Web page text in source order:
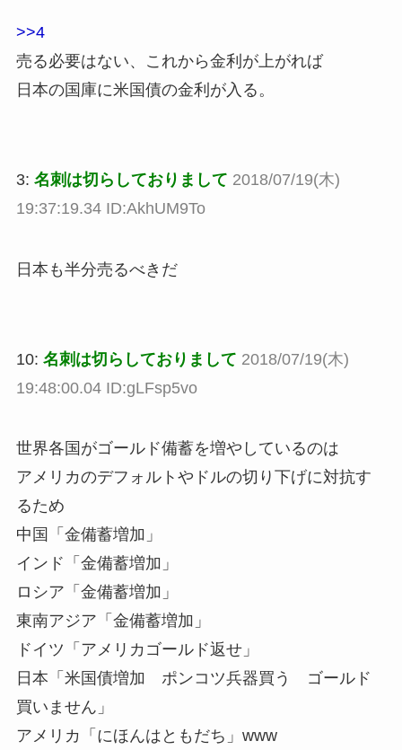
>>4
売る必要はない、これから金利が上がれば
日本の国庫に米国債の金利が入る。
3: 名刺は切らしておりまして 2018/07/19(木)
19:37:19.34 ID:AkhUM9To
日本も半分売るべきだ
10: 名刺は切らしておりまして 2018/07/19(木)
19:48:00.04 ID:gLFsp5vo
世界各国がゴールド備蓄を増やしているのは
アメリカのデフォルトやドルの切り下げに対抗す
るため
中国「金備蓄増加」
インド「金備蓄増加」
ロシア「金備蓄増加」
東南アジア「金備蓄増加」
ドイツ「アメリカゴールド返せ」
日本「米国債増加 ポンコツ兵器買う ゴールド
買いません」
アメリカ「にほんはともだち」www